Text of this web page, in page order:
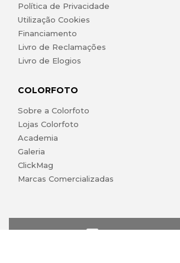
Política de Privacidade
Utilização Cookies
Financiamento
Livro de Reclamações
Livro de Elogios
COLORFOTO
Sobre a Colorfoto
Lojas Colorfoto
Academia
Galeria
ClickMag
Marcas Comercializadas
lojaonline@colorfoto.pt